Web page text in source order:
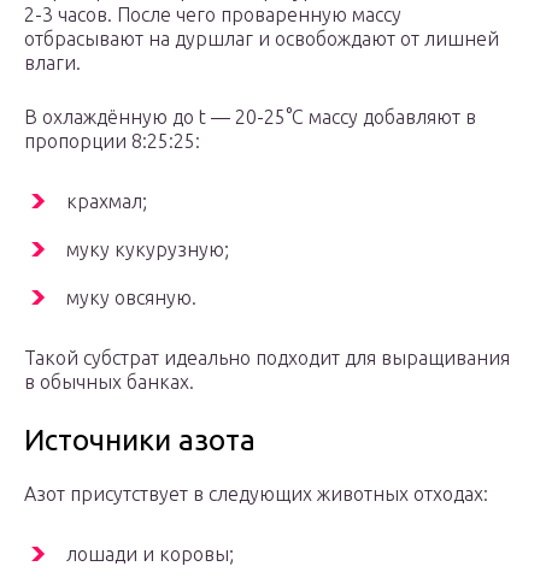
2-3 часов. После чего проваренную массу
отбрасывают на дуршлаг и освобождают от лишней
влаги.
В охлаждённую до t — 20-25°С массу добавляют в
пропорции 8:25:25:
крахмал;
муку кукурузную;
муку овсяную.
Такой субстрат идеально подходит для выращивания
в обычных банках.
Источники азота
Азот присутствует в следующих животных отходах:
лошади и коровы;